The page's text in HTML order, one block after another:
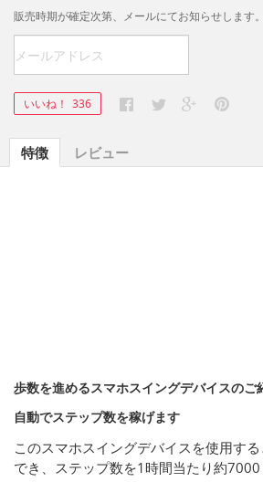
販売時期が確定次第、メールにてお知らせします。
いいね！ 336
特徴 レビュー
歩数を進めるスマホスイングデバイスのご
自動でステップ数を稼げます
このスマホスイングデバイスを使用す
でき、ステップ数を1時間当たり約